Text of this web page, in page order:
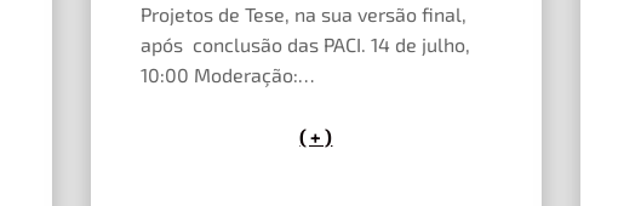
Projetos de Tese, na sua versão final,
após conclusão das PACI. 14 de julho,
10:00 Moderação:…
( + )